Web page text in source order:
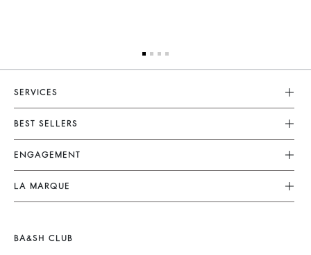
SERVICES
Service Client
FAQ
Retours & Remboursements
CGV
Mentions Légales
BEST SELLERS
Robes
Combinaisons
Tops & Chemises
Pulls & Cardigans
ENGAGEMENT
Nos Engagements
Collection Responsable
LA MARQUE
Barbara & Sharon
BA&SH CLUB